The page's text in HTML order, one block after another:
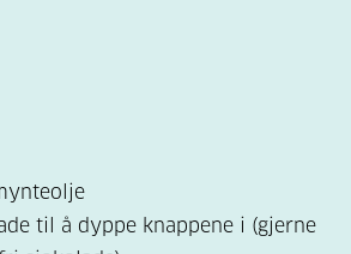
til å dyppe knappene i (gjerne